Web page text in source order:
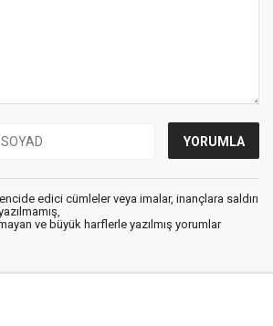
edici cümleler veya imalar, inançlara saldırı
ve büyük harflerle yazılmış yorumlar